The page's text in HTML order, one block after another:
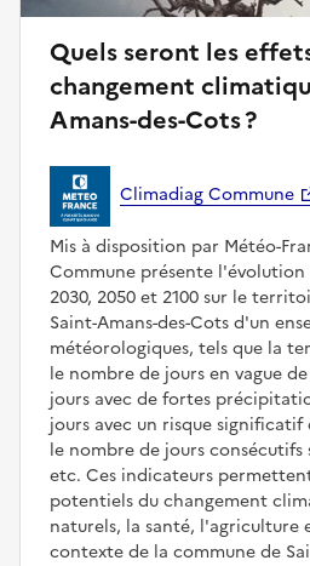
Quels seront les
changement
Amans-des-Cots ?
Climadiag Commune
Mis à disposition par Météo-
Commune présente
2030, 2050 et 2100 sur le
Saint-Amans-des-Cots d'un
météorologiques, tels que la
le nombre de jours en vague
jours avec de fortes
jours avec un risque
le nombre de jours
etc. Ces indicateurs
potentiels du changement
naturels, la santé, l'agriculture
contexte de la commune de